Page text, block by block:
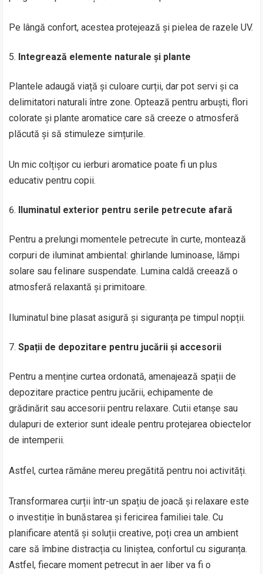
Pe lângă confort, acestea protejează și pielea de razele UV.
Integrează elemente naturale și plante
Plantele adaugă viață și culoare curții, dar pot servi și ca
delimitatori naturali între zone. Optează pentru arbuști, flori
colorate și plante aromatice care să creeze o atmosferă
plăcută și să stimuleze simțurile.
Un mic colțișor cu ierburi aromatice poate fi un plus
educativ pentru copii.
Iluminatul exterior pentru serile petrecute afară
Pentru a prelungi momentele petrecute în curte, montează
corpuri de iluminat ambiental: ghirlande luminoase, lămpi
solare sau felinare suspendate. Lumina caldă creează o
atmosferă relaxantă și primitoare.
Iluminatul bine plasat asigură și siguranța pe timpul nopții.
Spații de depozitare pentru jucării și accesorii
Pentru a menține curtea ordonată, amenajează spații de
depozitare practice pentru jucării, echipamente de
grădinărit sau accesorii pentru relaxare. Cutii etanșe sau
dulapuri de exterior sunt ideale pentru protejarea obiectelor
de intemperii.
Astfel, curtea rămâne mereu pregătită pentru noi activități.
Transformarea curții într-un spațiu de joacă și relaxare este
o investiție în bunăstarea și fericirea familiei tale. Cu
planificare atentă și soluții creative, poți crea un ambient
care să îmbine distracția cu liniștea, confortul cu siguranța.
Astfel, fiecare moment petrecut în aer liber va fi o